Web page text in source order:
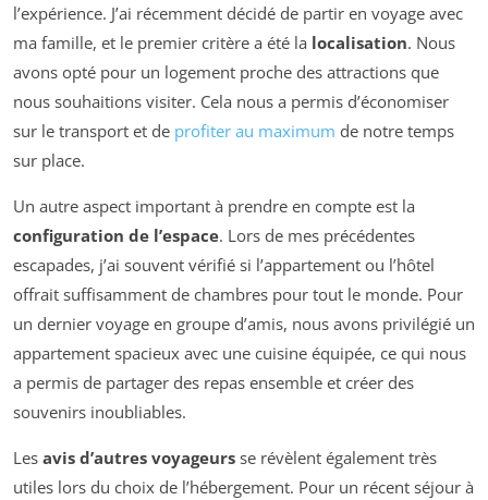
l’expérience. J’ai récemment décidé de partir en voyage avec
ma famille, et le premier critère a été la localisation. Nous
avons opté pour un logement proche des attractions que
nous souhaitions visiter. Cela nous a permis d’économiser
sur le transport et de profiter au maximum de notre temps
sur place.
Un autre aspect important à prendre en compte est la
configuration de l’espace. Lors de mes précédentes
escapades, j’ai souvent vérifié si l’appartement ou l’hôtel
offrait suffisamment de chambres pour tout le monde. Pour
un dernier voyage en groupe d’amis, nous avons privilégié un
appartement spacieux avec une cuisine équipée, ce qui nous
a permis de partager des repas ensemble et créer des
souvenirs inoubliables.
Les avis d’autres voyageurs se révèlent également très
utiles lors du choix de l’hébergement. Pour un récent séjour à